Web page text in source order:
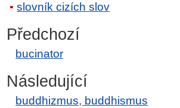
slovník cizích slov
Předchozí
bucinator
Následující
buddhizmus, buddhismus